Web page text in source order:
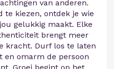
van anderen.
te kiezen, ontdek je wie
gelukkig maakt. Elke
brengt meer
kracht. Durf los te laten
en omarm de persoon